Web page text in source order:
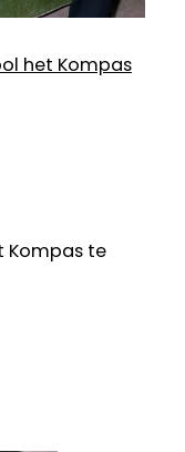
het Kompas
Kompas te